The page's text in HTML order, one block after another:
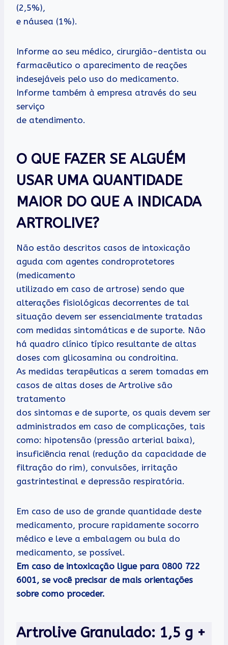
(2,5%),
e náusea (1%).
Informe ao seu médico, cirurgião-dentista ou
farmacêutico o aparecimento de reações
indesejáveis pelo uso do medicamento.
Informe também à empresa através do seu
serviço
de atendimento.
O QUE FAZER SE ALGUÉM
USAR UMA QUANTIDADE
MAIOR DO QUE A INDICADA
ARTROLIVE?
Não estão descritos casos de intoxicação
aguda com agentes condroprotetores
(medicamento
utilizado em caso de artrose) sendo que
alterações fisiológicas decorrentes de tal
situação devem ser essencialmente tratadas
com medidas sintomáticas e de suporte. Não
há quadro clínico típico resultante de altas
doses com glicosamina ou condroitina.
As medidas terapêuticas a serem tomadas em
casos de altas doses de Artrolive são
tratamento
dos sintomas e de suporte, os quais devem ser
administrados em caso de complicações, tais
como: hipotensão (pressão arterial baixa),
insuficiência renal (redução da capacidade de
filtração do rim), convulsões, irritação
gastrintestinal e depressão respiratória.
Em caso de uso de grande quantidade deste
medicamento, procure rapidamente socorro
médico e leve a embalagem ou bula do
medicamento, se possível.
Em caso de intoxicação ligue para 0800 722
6001, se você precisar de mais orientações
sobre como proceder.
Artrolive Granulado: 1,5 g +